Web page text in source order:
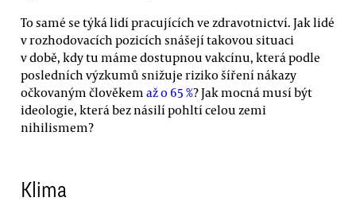
To samé se týká lidí pracujících ve zdravotnictví. Jak lidé
v rozhodovacích pozicích snášejí takovou situaci
v době, kdy tu máme dostupnou vakcínu, která podle
posledních výzkumů snižuje riziko šíření nákazy
očkovaným člověkem až o 65 %? Jak mocná musí být
ideologie, která bez násilí pohltí celou zemi
nihilismem?
Klima